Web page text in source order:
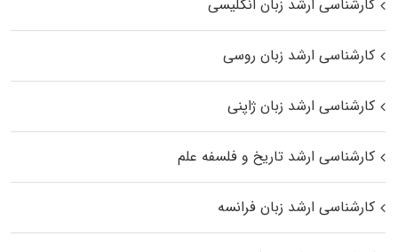
کارشناسی ارشد زبان انگلیسی
کارشناسی ارشد زبان روسی
کارشناسی ارشد زبان ژاپنی
کارشناسی ارشد تاریخ و فلسفه علم
کارشناسی ارشد زبان فرانسه